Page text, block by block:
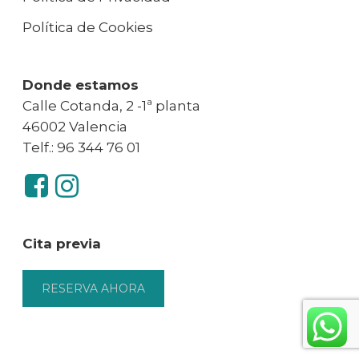
Política de Cookies
Donde estamos
Calle Cotanda, 2 -1ª planta
46002 Valencia
Telf.: 96 344 76 01
Cita previa
RESERVA AHORA